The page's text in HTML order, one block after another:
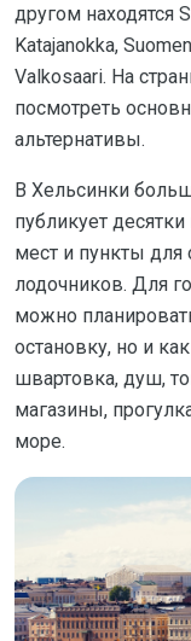
другом находятся
Katajanokka,
Valkosaari. На
посмотреть
альтернативы.
В Хельсинки
публикует
мест и пункты для
лодочников. Для
можно
остановку, но и
швартовка, душ,
магазины,
море.